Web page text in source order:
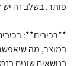
פותר. בשלב זה יש
**רכיבים**:
במוצר, מה